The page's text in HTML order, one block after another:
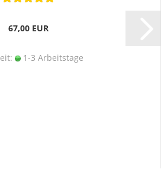
67,00 EUR
1-3 Arbeitstage